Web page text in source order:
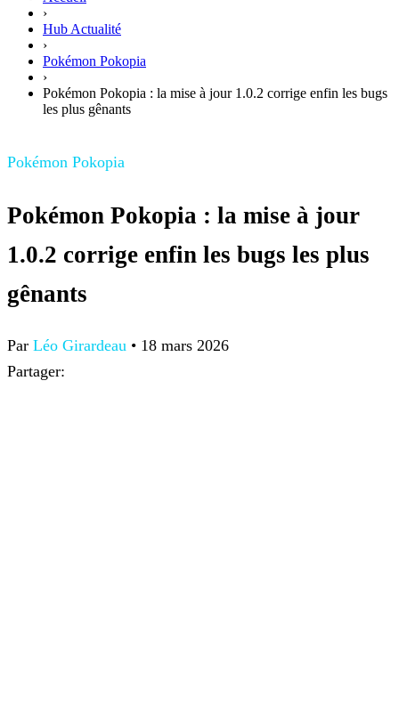
›
Hub Actualité
›
Pokémon Pokopia
›
Pokémon Pokopia : la mise à jour 1.0.2 corrige enfin les bugs
les plus gênants
Pokémon Pokopia
Pokémon Pokopia : la mise à jour
1.0.2 corrige enfin les bugs les plus
gênants
Par Léo Girardeau • 18 mars 2026
Partager: